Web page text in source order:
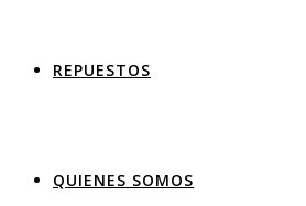
REPUESTOS
QUIENES SOMOS